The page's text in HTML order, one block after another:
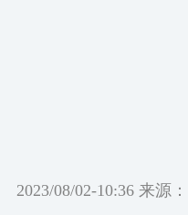
2023/08/02-10:36 来源：